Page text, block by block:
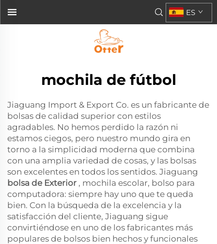
ES
mochila de fútbol
Jiaguang Import & Export Co. es un fabricante de
bolsas de calidad superior con estilos
agradables. No hemos perdido la razón ni
estamos ciegos, pero nuestro mundo gira en
torno a la simplicidad moderna que combina
con una amplia variedad de cosas, y las bolsas
son excelentes en todos los sentidos. Jiaguang
bolsa de Exterior , mochila escolar, bolso para
computadora: siempre hay uno que te queda
bien. Con la búsqueda de la excelencia y la
satisfacción del cliente, Jiaguang sigue
convirtiéndose en uno de los fabricantes más
populares de bolsos bien hechos y funcionales